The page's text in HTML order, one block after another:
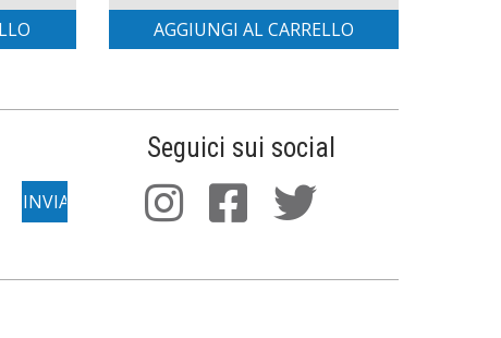
AGGIUNGI AL CARRELLO
Seguici sui social